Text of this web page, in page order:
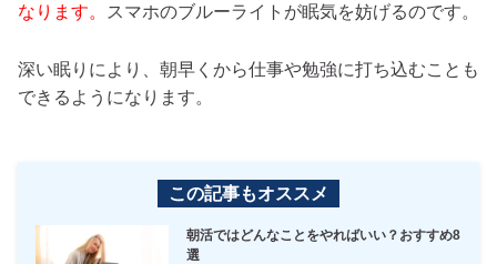
なります。
スマホのブルーライトが眠気を妨げるのです。
深い眠りにより、朝早くから仕事や勉強に打ち込むことも
できるようになります。
この記事もオススメ
朝活ではどんなことをやればいい？おすすめ8
選